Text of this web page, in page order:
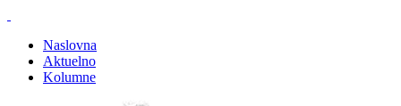
Naslovna
Aktuelno
Kolumne